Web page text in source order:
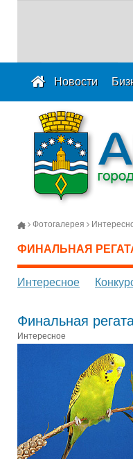
Новости
Фотогалерея
ФИНАЛЬНАЯ
Интересное
Финальная
Интересное